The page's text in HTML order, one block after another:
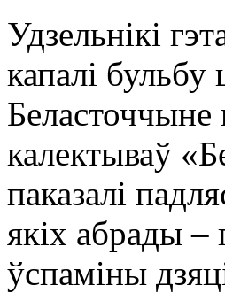
Удзельнікі
капалі бульбу
Беласточчыне
калектываў
паказалі
якіх абрады –
ўспаміны